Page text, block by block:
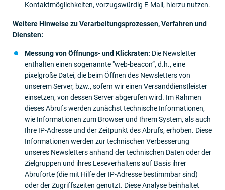
Kontaktmöglichkeiten, vorzugswürdig E-Mail, hierzu nutzen.
Weitere Hinweise zu Verarbeitungsprozessen, Verfahren und
Diensten:
Messung von Öffnungs- und Klickraten: Die Newsletter
enthalten einen sogenannte "web-beacon“, d.h., eine
pixelgroße Datei, die beim Öffnen des Newsletters von
unserem Server, bzw., sofern wir einen Versanddienstleister
einsetzen, von dessen Server abgerufen wird. Im Rahmen
dieses Abrufs werden zunächst technische Informationen,
wie Informationen zum Browser und Ihrem System, als auch
Ihre IP-Adresse und der Zeitpunkt des Abrufs, erhoben. Diese
Informationen werden zur technischen Verbesserung
unseres Newsletters anhand der technischen Daten oder der
Zielgruppen und ihres Leseverhaltens auf Basis ihrer
Abruforte (die mit Hilfe der IP-Adresse bestimmbar sind)
oder der Zugriffszeiten genutzt. Diese Analyse beinhaltet